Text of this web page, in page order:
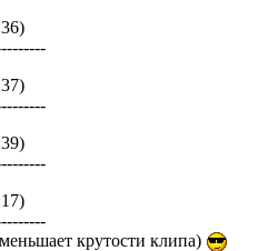
крутости клипа)